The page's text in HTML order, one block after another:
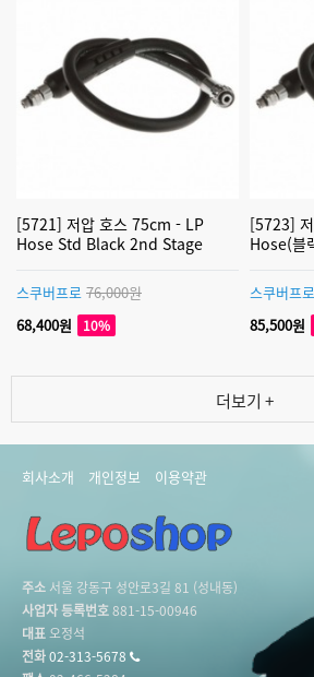
[5721] 저압 호스 75cm - LP
Hose Std Black 2nd Stage
스쿠버프로 76,000원
68,400원
10%
[5723]
Hose(블
스쿠버프로
85,500원
더보기 +
회사소개 개인정보 이용약관
주소 서울 강동구 성안로3길 81 (성내동)
사업자 등록번호881-15-00946
대표오정석
전화02-313-5678